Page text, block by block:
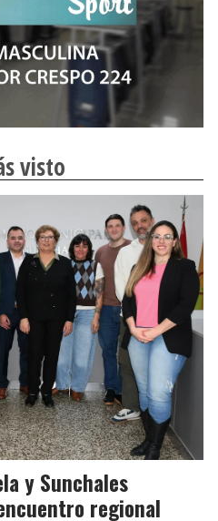
visto
y Sunchales
regional